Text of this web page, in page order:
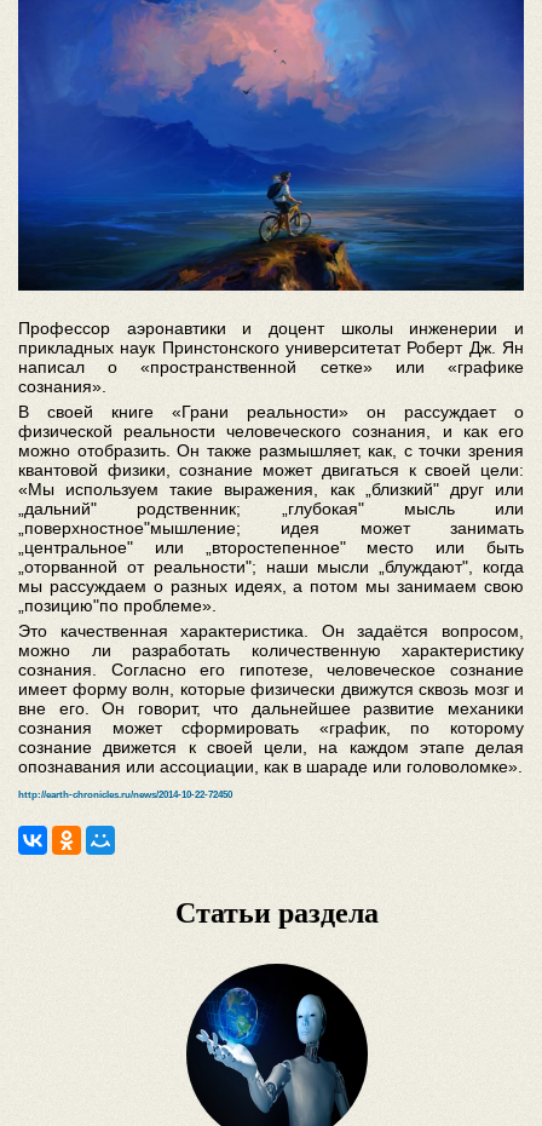
Профессор аэронавтики и доцент школы инженерии и
прикладных наук Принстонского университетат Роберт Дж. Ян
написал о «пространственной сетке» или «графике
сознания».
В своей книге «Грани реальности» он рассуждает о
физической реальности человеческого сознания, и как его
можно отобразить. Он также размышляет, как, с точки зрения
квантовой физики, сознание может двигаться к своей цели:
«Мы используем такие выражения, как „близкий" друг или
„дальний" родственник; „глубокая" мысль или
„поверхностное"мышление; идея может занимать
„центральное" или „второстепенное" место или быть
„оторванной от реальности"; наши мысли „блуждают", когда
мы рассуждаем о разных идеях, а потом мы занимаем свою
„позицию"по проблеме».
Это качественная характеристика. Он задаётся вопросом,
можно ли разработать количественную характеристику
сознания. Согласно его гипотезе, человеческое сознание
имеет форму волн, которые физически движутся сквозь мозг и
вне его. Он говорит, что дальнейшее развитие механики
сознания может сформировать «график, по которому
сознание движется к своей цели, на каждом этапе делая
опознавания или ассоциации, как в шараде или головоломке».
http://earth-chronicles.ru/news/2014-10-22-72450
Статьи раздела